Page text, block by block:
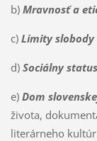
b) Mravnosť a
c) Limity slobody
d) Sociálny status
e) Dom
života,
literárneho